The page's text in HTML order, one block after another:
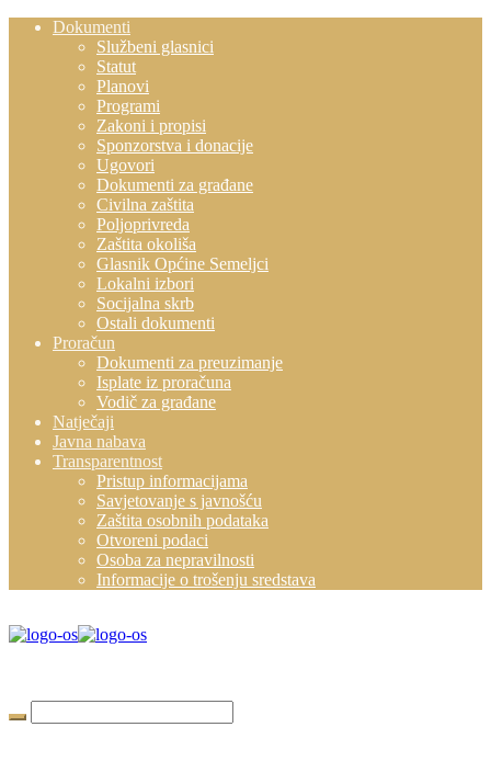
Dokumenti
Službeni glasnici
Statut
Planovi
Programi
Zakoni i propisi
Sponzorstva i donacije
Ugovori
Dokumenti za građane
Civilna zaštita
Poljoprivreda
Zaštita okoliša
Glasnik Općine Semeljci
Lokalni izbori
Socijalna skrb
Ostali dokumenti
Proračun
Dokumenti za preuzimanje
Isplate iz proračuna
Vodič za građane
Natječaji
Javna nabava
Transparentnost
Pristup informacijama
Savjetovanje s javnošću
Zaštita osobnih podataka
Otvoreni podaci
Osoba za nepravilnosti
Informacije o trošenju sredstava